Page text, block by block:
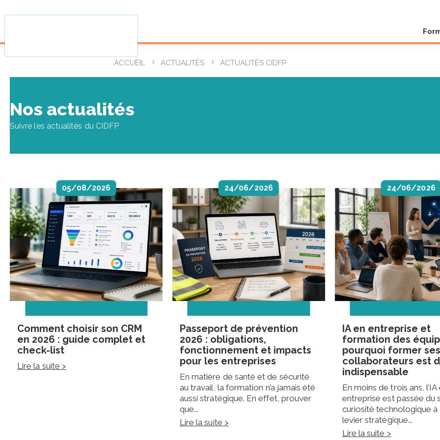
ACCUEIL ACTUALITÉS ACTUALITÉS CIDFP
Nos actualités
Suivre les actualités du CIDFP
05/08/2026
Comment choisir son CRM
en 2026 : guide complet et
check-list
Lire la suite >
24/06/2026
Passeport de prévention
2026 : obligations,
fonctionnement et impacts
pour les entreprises
En matière de santé et de sécurité
au travail, la formation n’a jamais été
aussi stratégique. En effet, prouver
que...
Lire la suite >
24/06/2026
IA en entreprise et
formation des
pourquoi former ses
collaborateurs est
indispensable
En moins de trois ans, l’IA
entreprise est passée du
curiosité technologique à
levier stratégique...
Lire la suite >
Comment choisir
2026 : guide
list